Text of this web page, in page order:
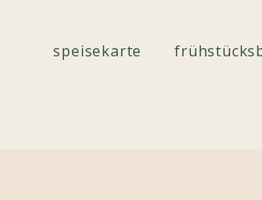
speisekarte